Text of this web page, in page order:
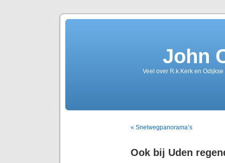
John
Veel over R.k.Kerk en
« Snelwegpanorama’s
Ook bij Uden